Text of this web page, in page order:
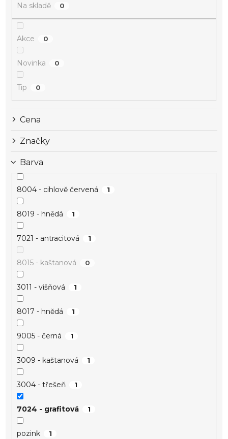
Na skladě 0
Akce 0
Novinka 0
Tip 0
Cena
Značky
Barva
8004 - cihlově červená 1
8019 - hnědá 1
7021 - antracitová 1
8015 - kaštanová 0
3011 - višňová 1
8017 - hnědá 1
9005 - černá 1
3009 - kaštanová 1
3004 - třešeň 1
7024 - grafitová 1
pozink 1